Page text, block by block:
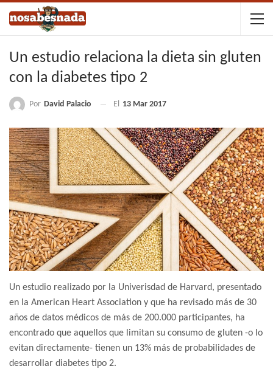
Un estudio relaciona la dieta sin gluten
con la diabetes tipo 2
Por David Palacio El 13 Mar 2017
Un estudio realizado por la Univerisdad de Harvard, presentado
en la American Heart Association y que ha revisado más de 30
años de datos médicos de más de 200.000 participantes, ha
encontrado que aquellos que limitan su consumo de gluten -o lo
evitan directamente- tienen un 13% más de probabilidades de
desarrollar diabetes tipo 2.